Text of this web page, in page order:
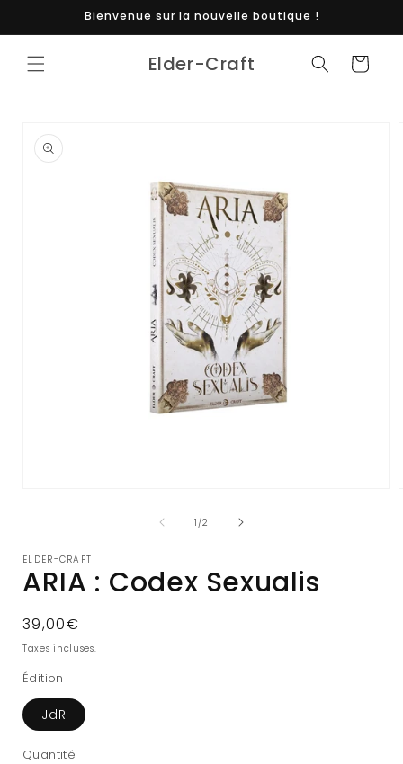
au
contenu
Bienvenue sur la nouvelle boutique !
Elder-Craft Panier
informations
produits
une
fenêtre
modale
1 /de
2
ELDER-CRAFT
ARIA : Codex Sexualis
Prix
habituel
39,00€
Taxes incluses.
Édition
JdR
Quantité